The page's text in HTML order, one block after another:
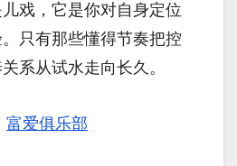
戏，它是你对自身定位
只有那些懂得节奏把控
系从试水走向长久。
富爱俱乐部